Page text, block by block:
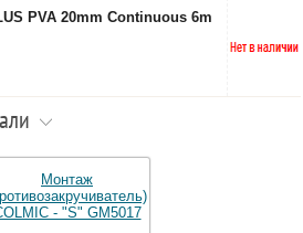
PVA 20mm Continuous 6m
Монтаж
- "S" GM5017